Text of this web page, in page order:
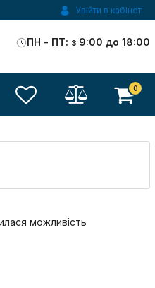
Увійти в кабінет
ПН - ПТ: з 9:00 до 18:00
0
можливість